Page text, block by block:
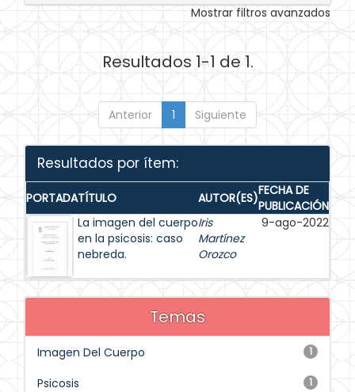
Mostrar filtros avanzados
Resultados 1-1 de 1.
Anterior 1 Siguiente
Resultados por ítem:
PORTADATÍTULO AUTOR(ES)FECHA DE
PUBLICACIÓN
La imagen del cuerpo
en la psicosis: caso
nebreda.
Iris
Martínez
Orozco
9-ago-2022
Temas
1
Imagen Del Cuerpo
1
Psicosis